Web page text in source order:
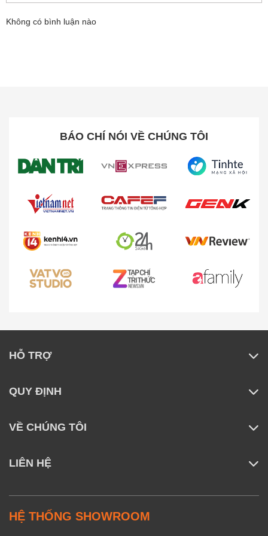
Công nghệ gia nhiệt độc quyền 3D giúp cơm
dẻo ngon trọn vị
Với công nghệ gia nhiệt 3 chiều (dưới đáy, thân nồi
và nắp) của nồi cơm điện cơ CR-1095/WHVNCV,
nhiệt lượng được truyền đều khắp nồi, giúp cơm chín
tơi ngon, không bị khô hay sống cục bộ. Đồng thời,
khả năng giữ ấm được tối ưu, giữ cơm luôn ở trạng
thái nóng hổi mà không làm mất đi độ dẻo mềm tự
Không có bình luận nào
BÁO CHÍ NÓI VỀ CHÚNG TÔI
HỖ TRỢ
QUY ĐỊNH
VỀ CHÚNG TÔI
LIÊN HỆ
HỆ THỐNG SHOWROOM